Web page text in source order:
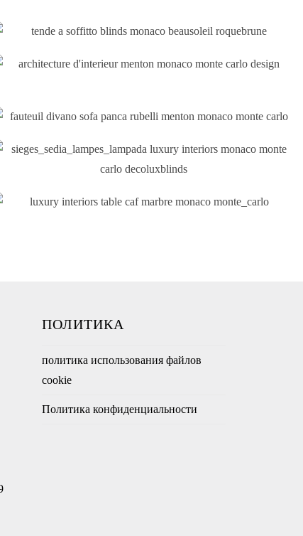
ПОЛИТИКА
политика использования файлов
cookie
Политика конфиденциальности